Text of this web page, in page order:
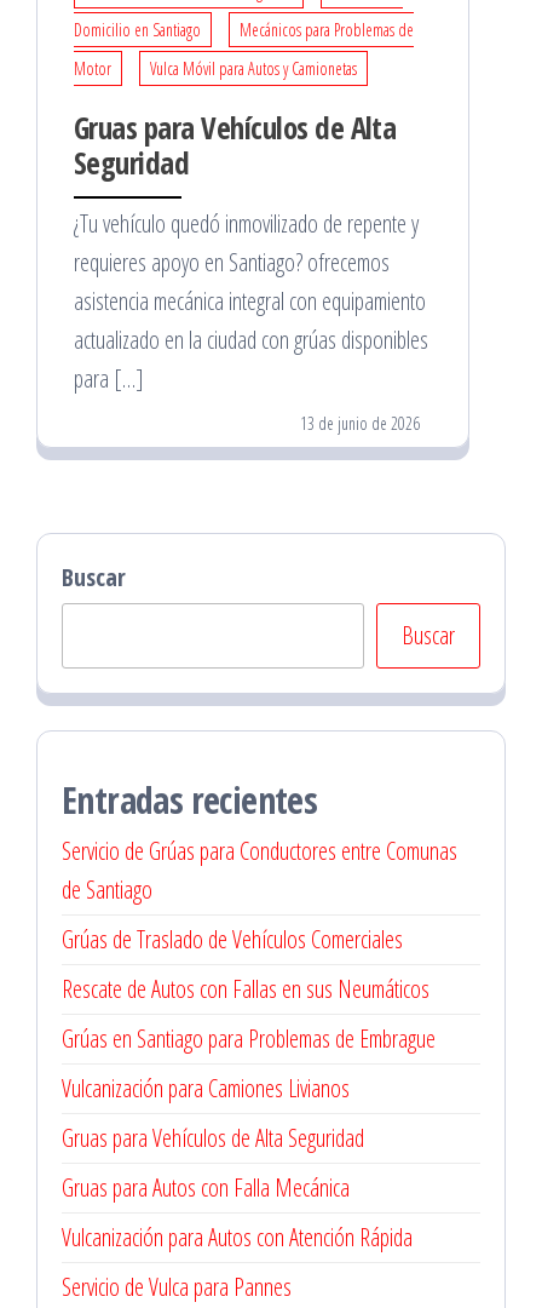
Domicilio en Santiago
Mecánicos para Problemas de
Motor
Vulca Móvil para Autos y Camionetas
Gruas para Vehículos de Alta
Seguridad
¿Tu vehículo quedó inmovilizado de repente y
requieres apoyo en Santiago? ofrecemos
asistencia mecánica integral con equipamiento
actualizado en la ciudad con grúas disponibles
para […]
13 de junio de 2026
Buscar
Buscar
Entradas recientes
Servicio de Grúas para Conductores entre Comunas
de Santiago
Grúas de Traslado de Vehículos Comerciales
Rescate de Autos con Fallas en sus Neumáticos
Grúas en Santiago para Problemas de Embrague
Vulcanización para Camiones Livianos
Gruas para Vehículos de Alta Seguridad
Gruas para Autos con Falla Mecánica
Vulcanización para Autos con Atención Rápida
Servicio de Vulca para Pannes